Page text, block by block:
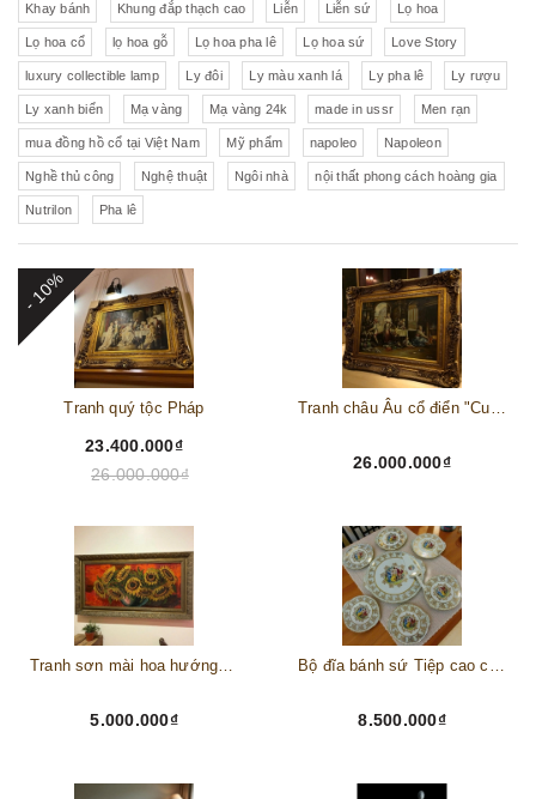
Khay bánh Khung đắp thạch cao Liễn Liễn sứ Lọ hoa
Lọ hoa cổ lọ hoa gỗ Lọ hoa pha lê Lọ hoa sứ Love Story
luxury collectible lamp Ly đôi Ly màu xanh lá Ly pha lê Ly rượu
Ly xanh biển Mạ vàng Mạ vàng 24k made in ussr Men rạn
mua đồng hồ cổ tại Việt Nam Mỹ phẩm napoleo Napoleon
Nghề thủ công Nghệ thuật Ngôi nhà nội thất phong cách hoàng gia
Nutrilon Pha lê
- 10%
Tranh quý tộc Pháp
23.400.000₫
26.000.000₫
Tranh châu Âu cổ điển "Cuộc sống lao động"
26.000.000₫
Tranh sơn mài hoa hướng dương châu Âu
5.000.000₫
Bộ đĩa bánh sứ Tiệp cao cấp – Biểu tượng tinh tế cho bàn tiệc thượng lưu
8.500.000₫